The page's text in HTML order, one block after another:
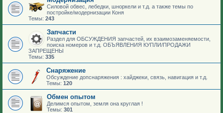
Силовой обвес, лебедки, шноркели и т.д. а также темы по
постройке/модернизации Коня
Темы: 243
Запчасти
Раздел для ОБСУЖДЕНИЯ запчастей, их взаимозаменяемости,
поиска номеров и т.д. ОБЪЯВЛЕНИЯ КУПЛИ/ПРОДАЖИ
ЗАПРЕЩЕНЫ
Темы: 335
Снаряжение
Обсуждение допснаряжения : хайджеки, связь, навигация и т.д.
Темы: 120
Обмен опытом
Делимся опытом, земля она круглая !
Темы: 301